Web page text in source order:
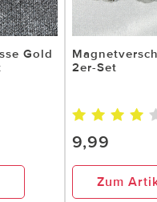
Gold
2er-Set
9,99
Zum